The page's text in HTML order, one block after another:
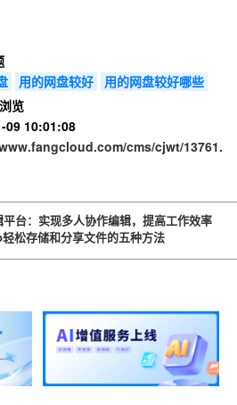
用的网盘较好
用的网盘较好哪些
览
09 10:01:08
cms/cjwt/13761.
台：实现多人协作编辑，提高工作效率
松存储和分享文件的五种方法